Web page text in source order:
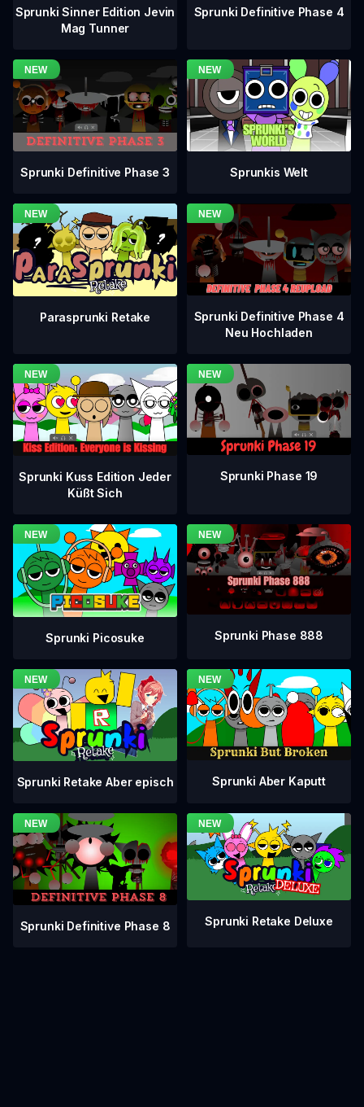
Sprunki Sinner Edition Jevin
Mag Tunner
Sprunki Definitive Phase 4
Sprunki Definitive Phase 3 Sprunkis Welt
Parasprunki Retake
Sprunki Definitive Phase 4
Neu Hochladen
Sprunki Kuss Edition Jeder
Küßt Sich
Sprunki Phase 19
Sprunki Picosuke Sprunki Phase 888
Sprunki Retake Aber episch Sprunki Aber Kaputt
Sprunki Definitive Phase 8 Sprunki Retake Deluxe